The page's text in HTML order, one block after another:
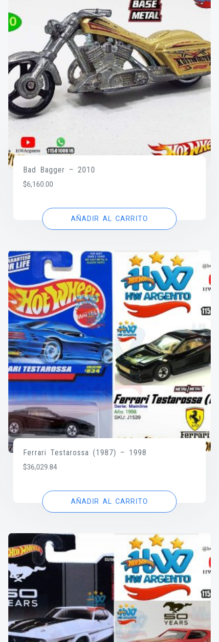
Bad Bagger – 2010
$6,160.00
AÑADIR AL CARRITO
Ferrari Testarossa (1987) – 1998
$36,029.84
AÑADIR AL CARRITO